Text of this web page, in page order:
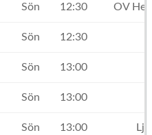
Sön 12:30 OV
Sön 12:30
Sön 13:00
Sön 13:00
Sön 13:00